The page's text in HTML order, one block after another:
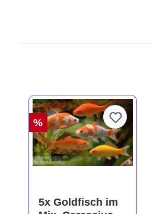
%
5x Goldfisch im